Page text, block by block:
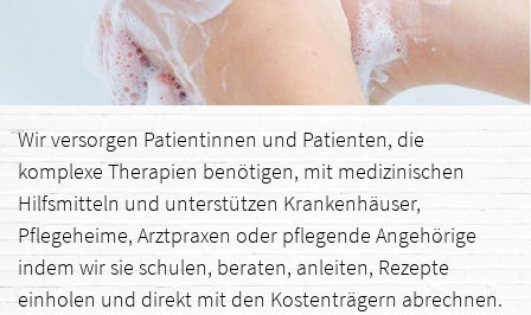
Wir versorgen Patientinnen und Patienten, die
komplexe Therapien benötigen, mit medizinischen
Hilfsmitteln und unterstützen Krankenhäuser,
Pflegeheime, Arztpraxen oder pflegende Angehörige
indem wir sie schulen, beraten, anleiten, Rezepte
einholen und direkt mit den Kostenträgern abrechnen.